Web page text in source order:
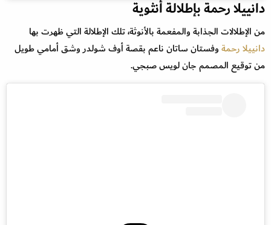
دانييلا رحمة بإطلالة أنثوية
من الإطلالات الجذابة والمفعمة بالأنوثة، تلك الإطلالة التي ظهرت بها
دانييلا رحمةوفستان ساتان ناعم بقصة أوف شولدر وشق أمامي طويل
من توقيع المصمم جان لويس صبجي.